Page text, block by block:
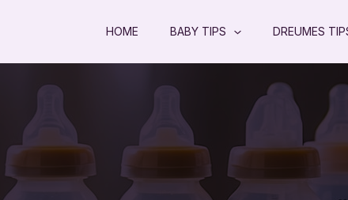
HOME BABY TIPS DREUMES